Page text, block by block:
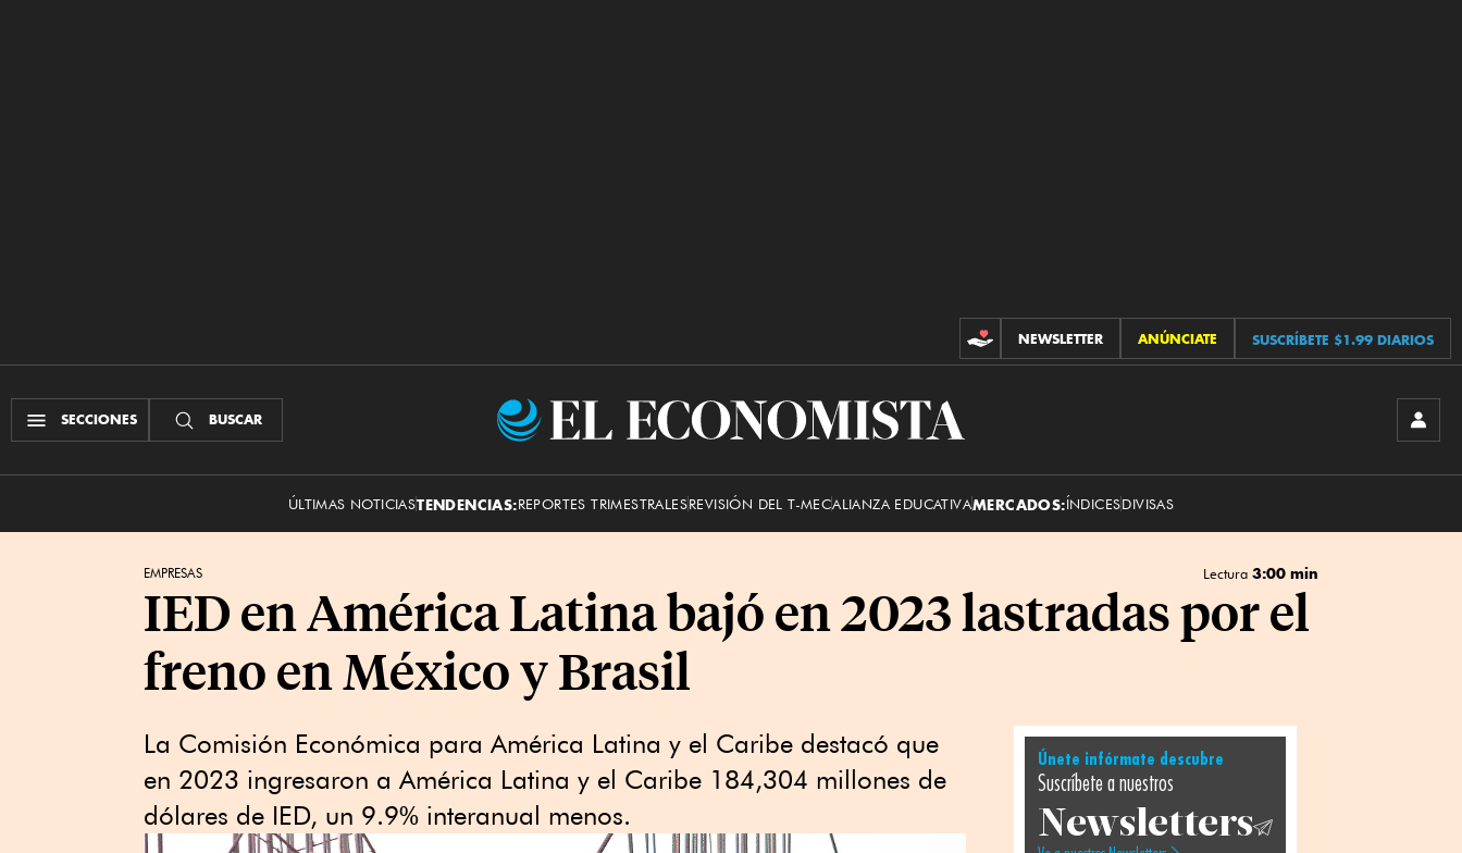
CONTRIBUCIONES
NEWSLETTER ANÚNCIATE SUSCRÍBETE $1.99 DIARIOS
SECCIONES BUSCAR
El
ÚLTIMAS NOTICIASTENDENCIAS:REPORTES TRIMESTRALESREVISIÓN DEL T-MECALIANZA EDUCATIVAMERCADOS:ÍNDICESDIVISAS
EMPRESAS Lectura 3:00 min
IED en América Latina bajó en 2023 lastradas por el
freno en México y Brasil
La Comisión Económica para América Latina y el Caribe destacó que
en 2023 ingresaron a América Latina y el Caribe 184,304 millones de
dólares de IED, un 9.9% interanual menos.
Únete infórmate descubre
Suscríbete a nuestros
Newsletters